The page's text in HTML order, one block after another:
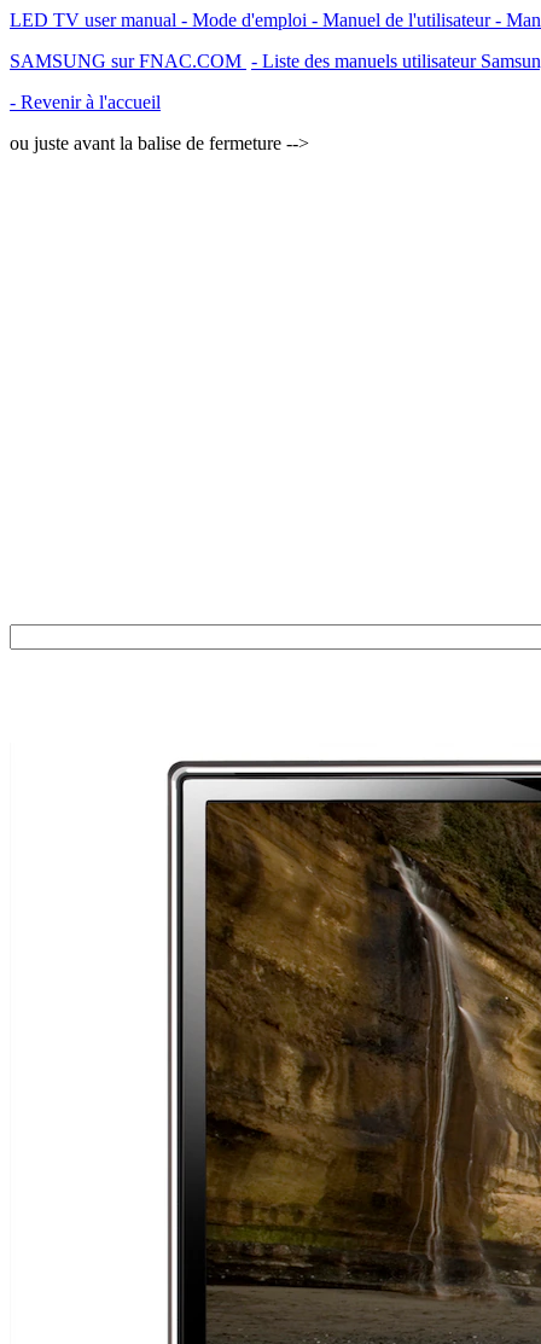
LED TV user manual - Mode d'emploi - Manuel de l'utilisateur -
SAMSUNG sur FNAC.COM - Liste des manuels utilisateur
- Revenir à l'accueil
ou juste avant la balise de fermeture -->